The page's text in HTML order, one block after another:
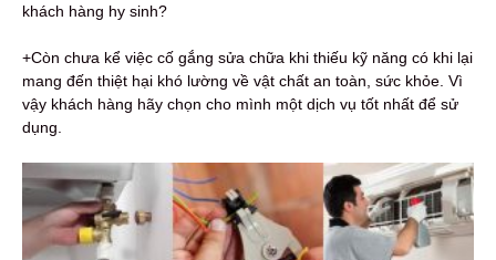
khách hàng hy sinh?
+Còn chưa kể việc cố gắng sửa chữa khi thiếu kỹ năng có khi lại
mang đến thiệt hại khó lường về vật chất an toàn, sức khỏe. Vì
vậy khách hàng hãy chọn cho mình một dịch vụ tốt nhất để sử
dụng.